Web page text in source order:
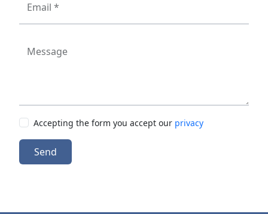
Email *
Message
Accepting the form you accept our privacy
Send